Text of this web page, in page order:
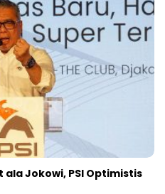
Jokowi, PSI Optimistis